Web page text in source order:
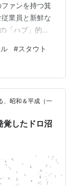
ァンを持つ箕
業員と新鮮な
「ハブ」的な
てきた。
330ml×3本
ビール スタウ
Amazon 箕面
#スタウト
、昭和＆平成（一